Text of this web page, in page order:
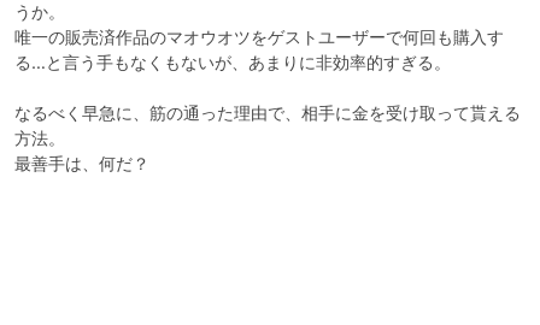
うか。
唯一の販売済作品のマオウオツをゲストユーザーで何回も購入す
る…と言う手もなくもないが、あまりに非効率的すぎる。
なるべく早急に、筋の通った理由で、相手に金を受け取って貰える
方法。
最善手は、何だ？